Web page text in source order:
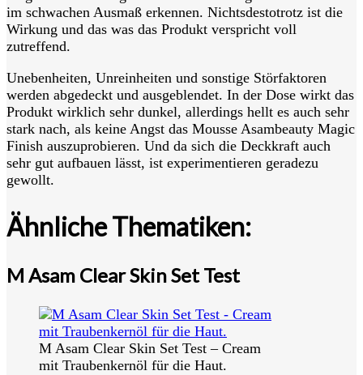
im schwachen Ausmaß erkennen. Nichtsdestotrotz ist die
Wirkung und das was das Produkt verspricht voll
zutreffend.
Unebenheiten, Unreinheiten und sonstige Störfaktoren
werden abgedeckt und ausgeblendet. In der Dose wirkt das
Produkt wirklich sehr dunkel, allerdings hellt es auch sehr
stark nach, als keine Angst das Mousse Asambeauty Magic
Finish auszuprobieren. Und da sich die Deckkraft auch
sehr gut aufbauen lässt, ist experimentieren geradezu
gewollt.
Ähnliche Thematiken:
M Asam Clear Skin Set Test
M Asam Clear Skin Set Test – Cream
mit Traubenkernöl für die Haut.